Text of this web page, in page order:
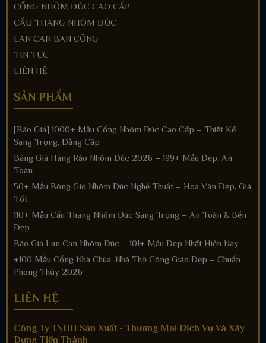
CỔNG NHÔM ĐÚC CAO CẤP
CẦU THANG NHÔM ĐÚC
LAN CAN BAN CÔNG
TIN TỨC
LIÊN HỆ
SẢN PHẨM
[Báo Giá] 1000+ Mẫu Cổng Nhôm Đúc Cao Cấp – Thiết Kế
Sang Trọng, Đẳng Cấp
Bảng Giá Hàng Rào Nhôm Đúc 2026 – 199+ Mẫu Đẹp, An
Toàn
50+ Mẫu Bông Gió Nhôm Đúc Nghệ Thuật – Hoa Văn Đẹp, Giá
Tốt
110+ Mẫu Cầu Thang Nhôm Đúc Sang Trọng – An Toàn & Bền
Đẹp
Báo Giá Lan Can Nhôm Đúc – 101+ Mẫu Đẹp Nhất Hiện Nay
+100 Mẫu Cổng Nhà Chùa, Nhà Thờ Công Giáo Đẹp – Chuẩn
Phong Thủy 2026
LIÊN HỆ
Công Ty TNHH Sản Xuất - Thương Mai Dịch Vụ Và Xây
Dựng Tiến Thành